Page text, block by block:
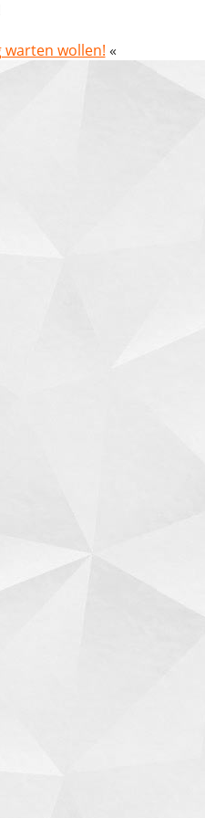
warten wollen! «